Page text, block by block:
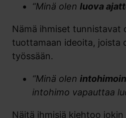
“Minä olen luova
Nämä ihmiset tunnistavat
tuottamaan ideoita, joista
työssään.
“Minä olen
intohimo vapauttaa
Näitä ihmisiä kiehtoo